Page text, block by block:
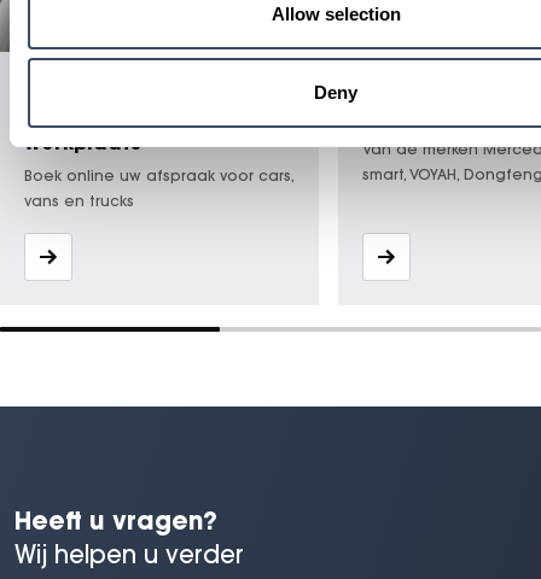
Allow selection
Deny
werkplaats
Boek online uw afspraak voor cars,
vans en trucks
Van de merken
smart, VOYAH,
Heeft u vragen?
Wij helpen u verder